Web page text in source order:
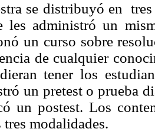
se distribuyó en
les administró un
un curso sobre
de cualquier
tener los
un pretest o prueba
un postest. Los
tres modalidades.